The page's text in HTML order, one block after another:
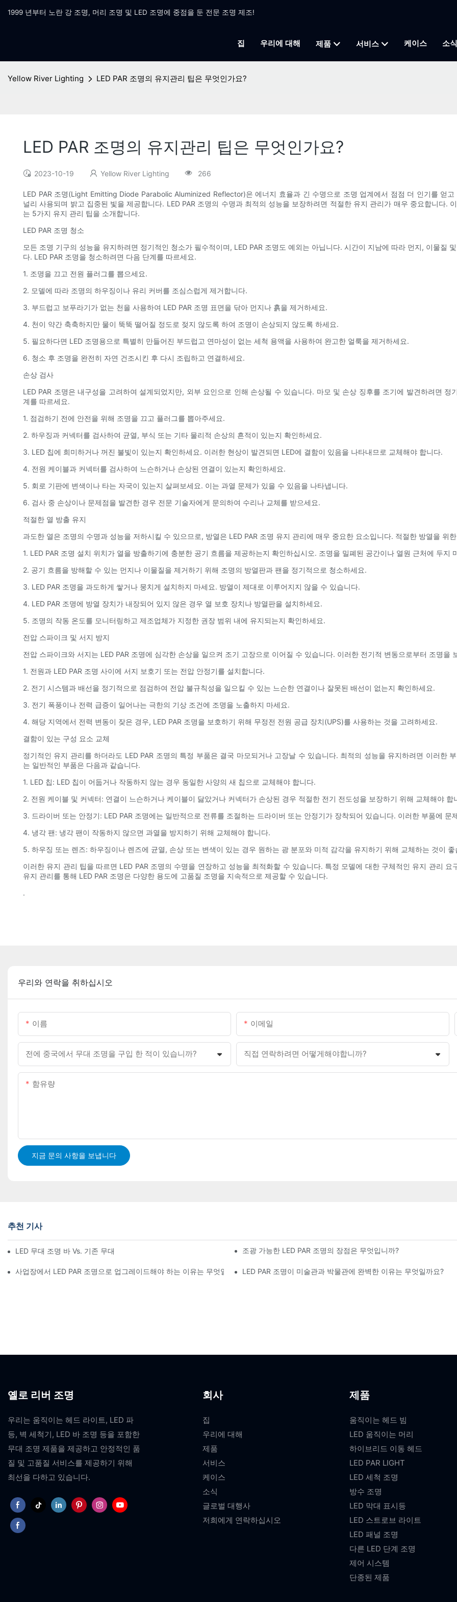
1999 년부터 노란 강 조명, 머리 조명 및 LED 조명에 중점을 둔 전문 조명 제조!
집 우리에 대해 제품 서비스 케이스 소식
Yellow River Lighting LED PAR 조명의 유지관리 팁은 무엇인가요?
LED PAR 조명의 유지관리 팁은 무엇인가요?
2023-10-19 Yellow River Lighting 266
LED PAR 조명(Light Emitting Diode Parabolic Aluminized Reflector)은 에너지 효율과 긴 수명으로 조명 업계에서 점점 더 인기를 얻
널리 사용되며 밝고 집중된 빛을 제공합니다. LED PAR 조명의 수명과 최적의 성능을 보장하려면 적절한 유지 관리가 매우 중요합니다.
는 5가지 유지 관리 팁을 소개합니다.
LED PAR 조명 청소
모든 조명 기구의 성능을 유지하려면 정기적인 청소가 필수적이며, LED PAR 조명도 예외는 아닙니다. 시간이 지남에 따라 먼지, 이물질
다. LED PAR 조명을 청소하려면 다음 단계를 따르세요.
1. 조명을 끄고 전원 플러그를 뽑으세요.
2. 모델에 따라 조명의 하우징이나 유리 커버를 조심스럽게 제거합니다.
3. 부드럽고 보푸라기가 없는 천을 사용하여 LED PAR 조명 표면을 닦아 먼지나 흙을 제거하세요.
4. 천이 약간 축축하지만 물이 뚝뚝 떨어질 정도로 젖지 않도록 하여 조명이 손상되지 않도록 하세요.
5. 필요하다면 LED 조명용으로 특별히 만들어진 부드럽고 연마성이 없는 세척 용액을 사용하여 완고한 얼룩을 제거하세요.
6. 청소 후 조명을 완전히 자연 건조시킨 후 다시 조립하고 연결하세요.
손상 검사
LED PAR 조명은 내구성을 고려하여 설계되었지만, 외부 요인으로 인해 손상될 수 있습니다. 마모 및 손상 징후를 조기에 발견하려면
계를 따르세요.
1. 점검하기 전에 안전을 위해 조명을 끄고 플러그를 뽑아주세요.
2. 하우징과 커넥터를 검사하여 균열, 부식 또는 기타 물리적 손상의 흔적이 있는지 확인하세요.
3. LED 칩에 희미하거나 꺼진 불빛이 있는지 확인하세요. 이러한 현상이 발견되면 LED에 결함이 있음을 나타내므로 교체해야 합니다.
4. 전원 케이블과 커넥터를 검사하여 느슨하거나 손상된 연결이 있는지 확인하세요.
5. 회로 기판에 변색이나 타는 자국이 있는지 살펴보세요. 이는 과열 문제가 있을 수 있음을 나타냅니다.
6. 검사 중 손상이나 문제점을 발견한 경우 전문 기술자에게 문의하여 수리나 교체를 받으세요.
적절한 열 방출 유지
과도한 열은 조명의 수명과 성능을 저하시킬 수 있으므로, 방열은 LED PAR 조명 유지 관리에 매우 중요한 요소입니다. 적절한 방열을 위
1. LED PAR 조명 설치 위치가 열을 방출하기에 충분한 공기 흐름을 제공하는지 확인하십시오. 조명을 밀폐된 공간이나 열원 근처에 두지
2. 공기 흐름을 방해할 수 있는 먼지나 이물질을 제거하기 위해 조명의 방열판과 팬을 정기적으로 청소하세요.
3. LED PAR 조명을 과도하게 쌓거나 뭉치게 설치하지 마세요. 방열이 제대로 이루어지지 않을 수 있습니다.
4. LED PAR 조명에 방열 장치가 내장되어 있지 않은 경우 열 보호 장치나 방열판을 설치하세요.
5. 조명의 작동 온도를 모니터링하고 제조업체가 지정한 권장 범위 내에 유지되는지 확인하세요.
전압 스파이크 및 서지 방지
전압 스파이크와 서지는 LED PAR 조명에 심각한 손상을 일으켜 조기 고장으로 이어질 수 있습니다. 이러한 전기적 변동으로부터 조명을
1. 전원과 LED PAR 조명 사이에 서지 보호기 또는 전압 안정기를 설치합니다.
2. 전기 시스템과 배선을 정기적으로 점검하여 전압 불규칙성을 일으킬 수 있는 느슨한 연결이나 잘못된 배선이 없는지 확인하세요.
3. 전기 폭풍이나 전력 급증이 일어나는 극한의 기상 조건에 조명을 노출하지 마세요.
4. 해당 지역에서 전력 변동이 잦은 경우, LED PAR 조명을 보호하기 위해 무정전 전원 공급 장치(UPS)를 사용하는 것을 고려하세요.
결함이 있는 구성 요소 교체
정기적인 유지 관리를 하더라도 LED PAR 조명의 특정 부품은 결국 마모되거나 고장날 수 있습니다. 최적의 성능을 유지하려면 이러한
는 일반적인 부품은 다음과 같습니다.
1. LED 칩: LED 칩이 어둡거나 작동하지 않는 경우 동일한 사양의 새 칩으로 교체해야 합니다.
2. 전원 케이블 및 커넥터: 연결이 느슨하거나 케이블이 닳았거나 커넥터가 손상된 경우 적절한 전기 전도성을 보장하기 위해 교체해야 합
3. 드라이버 또는 안정기: LED PAR 조명에는 일반적으로 전류를 조절하는 드라이버 또는 안정기가 장착되어 있습니다. 이러한 부품에
4. 냉각 팬: 냉각 팬이 작동하지 않으면 과열을 방지하기 위해 교체해야 합니다.
5. 하우징 또는 렌즈: 하우징이나 렌즈에 균열, 손상 또는 변색이 있는 경우 원하는 광 분포와 미적 감각을 유지하기 위해 교체하는 것이 좋
이러한 유지 관리 팁을 따르면 LED PAR 조명의 수명을 연장하고 성능을 최적화할 수 있습니다. 특정 모델에 대한 구체적인 유지 관리
유지 관리를 통해 LED PAR 조명은 다양한 용도에 고품질 조명을 지속적으로 제공할 수 있습니다.
.
우리와 연락을 취하십시오
이름 이메일
전에 중국에서 무대 조명을 구입 한 적이 있습니까? 직접 연락하려면 어떻게해야합니까?
함유량
지금 문의 사항을 보냅니다
추천 기사
LED 무대 조명 바 Vs. 기존 무대 조명: 장단점 조광 가능한 LED PAR 조명의 장점은 무엇입니까?
사업장에서 LED PAR 조명으로 업그레이드해야 하는 이유는 무엇일까요?LED PAR 조명이 미술관과 박물관에 완벽한 이유는 무엇일까요?
옐로 리버 조명
우리는 움직이는 헤드 라이트, LED 파
등, 벽 세척기, LED 바 조명 등을 포함한
무대 조명 제품을 제공하고 안정적인 품
질 및 고품질 서비스를 제공하기 위해
최선을 다하고 있습니다.
회사
집
우리에 대해
제품
서비스
케이스
소식
글로벌 대행사
저희에게 연락하십시오
제품
움직이는 헤드 빔
LED 움직이는 머리
하이브리드 이동 헤드
LED PAR LIGHT
LED 세척 조명
방수 조명
LED 막대 표시등
LED 스트로브 라이트
LED 패널 조명
다른 LED 단계 조명
제어 시스템
단종된 제품